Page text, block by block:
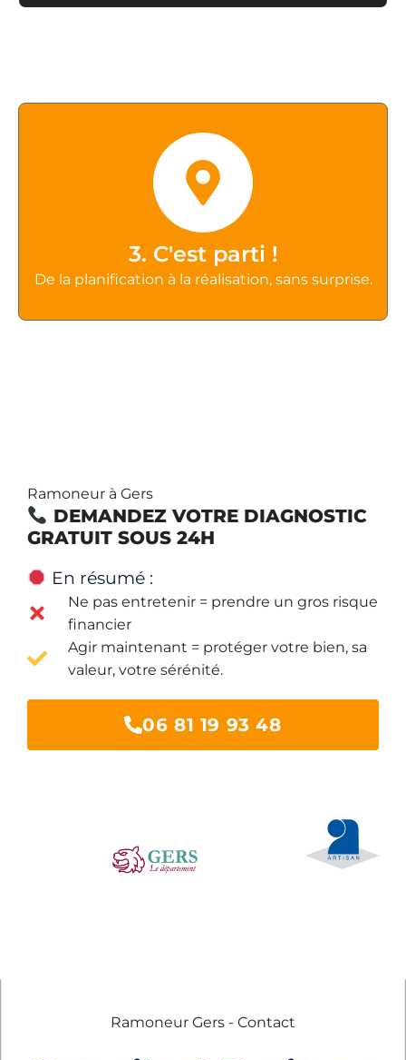
3. C'est parti !
De la planification à la réalisation, sans surprise.
Ramoneur à Gers
DEMANDEZ VOTRE DIAGNOSTIC
GRATUIT SOUS 24H
En résumé :
Ne pas entretenir = prendre un gros risque
financier
Agir maintenant = protéger votre bien, sa
valeur, votre sérénité.
06 81 19 93 48
Ramoneur Gers - Contact